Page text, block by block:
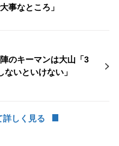
事なところ」
のキーマンは大山「3
いといけない」
詳しく見る